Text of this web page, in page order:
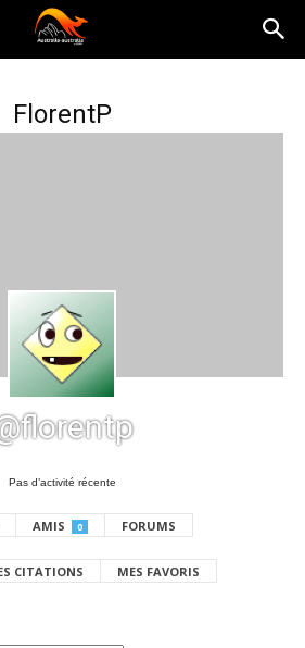
FlorentP
Pas d’activité récente
AMIS 0 FORUMS
CITATIONS MES FAVORIS